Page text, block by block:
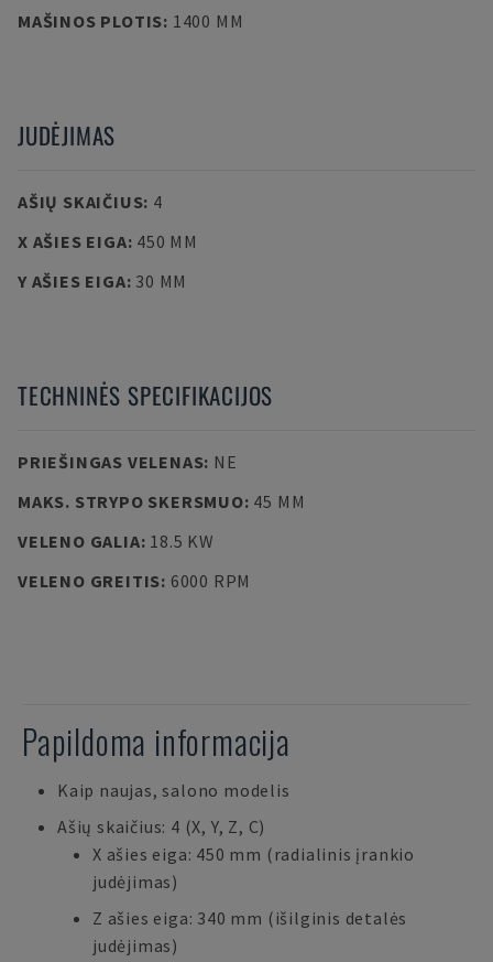
MAŠINOS PLOTIS: 1400 MM
JUDĖJIMAS
AŠIŲ SKAIČIUS: 4
X AŠIES EIGA: 450 MM
Y AŠIES EIGA: 30 MM
TECHNINĖS SPECIFIKACIJOS
PRIEŠINGAS VELENAS: NE
MAKS. STRYPO SKERSMUO: 45 MM
VELENO GALIA: 18.5 KW
VELENO GREITIS: 6000 RPM
Papildoma informacija
Kaip naujas, salono modelis
Ašių skaičius: 4 (X, Y, Z, C)
X ašies eiga: 450 mm (radialinis įrankio
judėjimas)
Z ašies eiga: 340 mm (išilginis detalės
judėjimas)